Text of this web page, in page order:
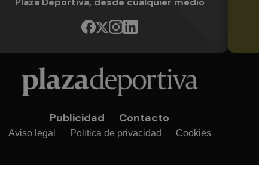
Publicidad Contacto
Aviso legal Política de privacidad Cookies